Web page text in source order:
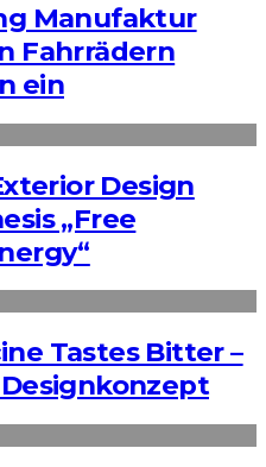
Manufaktur
Fahrrädern
ein
Design
„Free
Tastes Bitter –